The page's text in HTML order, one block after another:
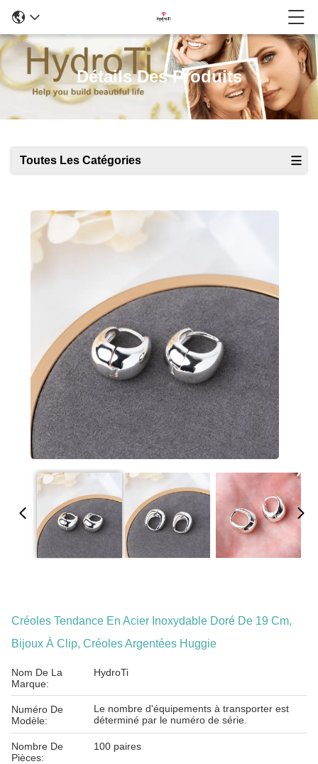
Détails Des Produits
Toutes Les Catégories
Créoles Tendance En Acier Inoxydable Doré De 19 Cm,
Bijoux À Clip, Créoles Argentées Huggie
Nom De La
Marque:
HydroTi
Numéro De
Modèle:
Le nombre d'équipements à transporter est
déterminé par le numéro de série.
Nombre De
Pièces:
100 paires